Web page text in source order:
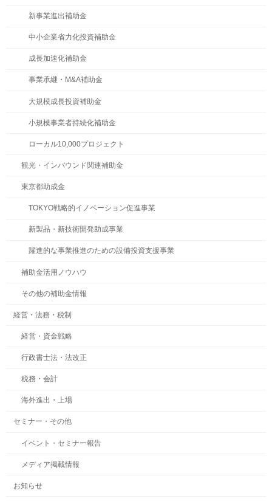
新事業進出補助金
中小企業省力化投資補助金
成長加速化補助金
事業承継・M&A補助金
大規模成長投資補助金
小規模事業者持続化補助金
ローカル10,000プロジェクト
観光・インバウンド関連補助金
東京都助成金
TOKYO戦略的イノベーション促進事業
新製品・新技術開発助成事業
躍進的な事業推進のための設備投資支援事業
補助金活用ノウハウ
その他の補助金情報
経営・法務・税制
経営・資金戦略
行政書士法・法改正
税務・会計
海外進出・上場
セミナー・その他
イベント・セミナー報告
メディア掲載情報
お知らせ